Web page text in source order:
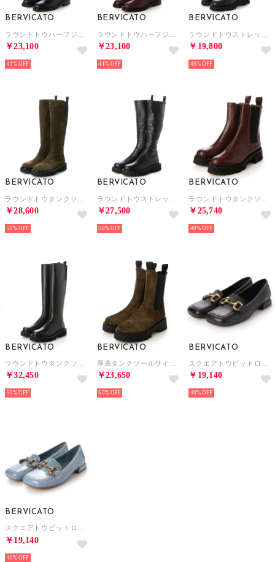
BERVICATO
￥23,100
41%
BERVICATO
￥23,100
41%
BERVICATO
￥19,800
45%
BERVICATO
￥28,600
50%
BERVICATO
￥27,500
50%
BERVICATO
￥25,740
40%
BERVICATO
￥32,450
50%
BERVICATO
￥23,650
50%
BERVICATO
￥19,140
40%
BERVICATO
スクエアトウビットローファー （ブルーエナメル）
￥19,140
40%